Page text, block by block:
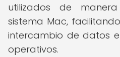
utilizados de
sistema Mac,
intercambio de datos
operativos.